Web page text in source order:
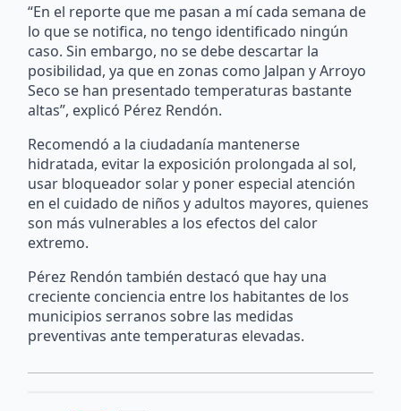
“En el reporte que me pasan a mí cada semana de
lo que se notifica, no tengo identificado ningún
caso. Sin embargo, no se debe descartar la
posibilidad, ya que en zonas como Jalpan y Arroyo
Seco se han presentado temperaturas bastante
altas”, explicó Pérez Rendón.
Recomendó a la ciudadanía mantenerse
hidratada, evitar la exposición prolongada al sol,
usar bloqueador solar y poner especial atención
en el cuidado de niños y adultos mayores, quienes
son más vulnerables a los efectos del calor
extremo.
Pérez Rendón también destacó que hay una
creciente conciencia entre los habitantes de los
municipios serranos sobre las medidas
preventivas ante temperaturas elevadas.